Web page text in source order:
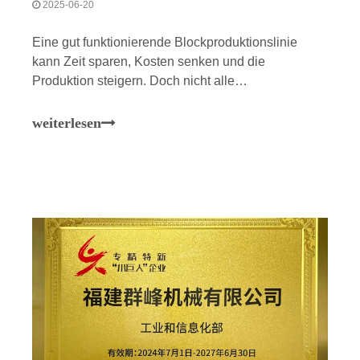
2025-06-20
Eine gut funktionierende Blockproduktionslinie
kann Zeit sparen, Kosten senken und die
Produktion steigern. Doch nicht alle
stecken in veralteten Systemen fest, während
weiterlesen